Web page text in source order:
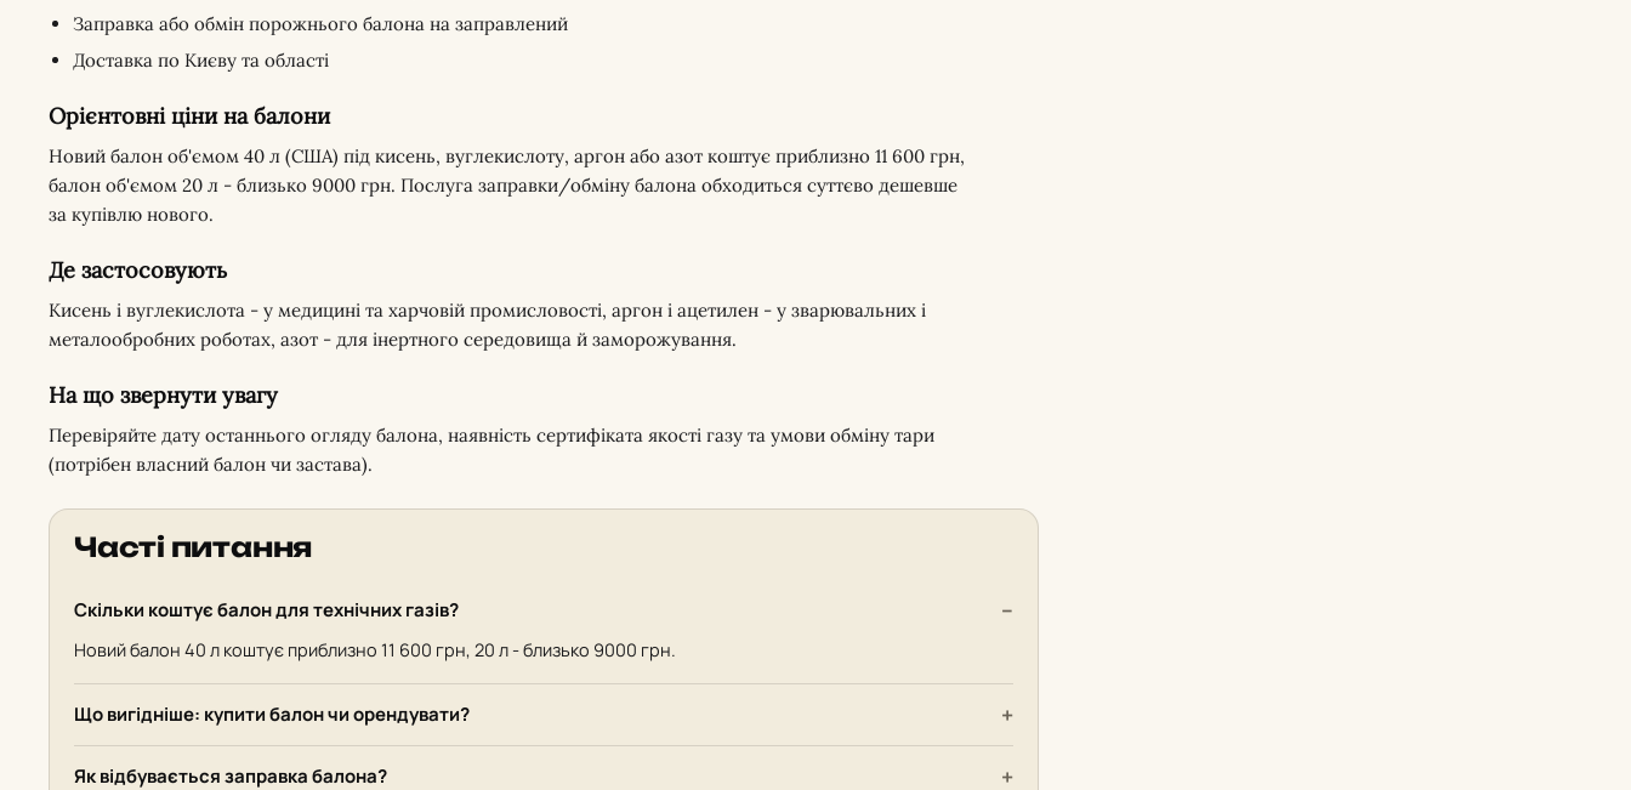
Заправка або обмін порожнього балона на заправлений
Доставка по Києву та області
Орієнтовні ціни на балони
Новий балон об'ємом 40 л (США) під кисень, вуглекислоту, аргон або азот коштує приблизно 11 600 грн,
балон об'ємом 20 л - близько 9000 грн. Послуга заправки/обміну балона обходиться суттєво дешевше
за купівлю нового.
Де застосовують
Кисень і вуглекислота - у медицині та харчовій промисловості, аргон і ацетилен - у зварювальних і
металообробних роботах, азот - для інертного середовища й заморожування.
На що звернути увагу
Перевіряйте дату останнього огляду балона, наявність сертифіката якості газу та умови обміну тари
(потрібен власний балон чи застава).
Часті питання
Скільки коштує балон для технічних газів?
Новий балон 40 л коштує приблизно 11 600 грн, 20 л - близько 9000 грн.
Що вигідніше: купити балон чи орендувати?
Як відбувається заправка балона?